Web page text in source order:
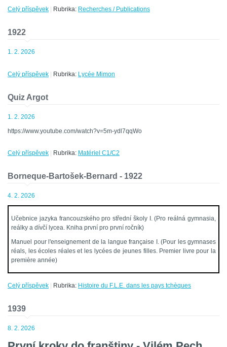
Celý příspěvek Rubrika: Recherches / Publications
1922
1. 2. 2026
Celý příspěvek Rubrika: Lycée Mimon
Quiz Argot
1. 2. 2026
https://www.youtube.com/watch?v=5m-ydl7qqWo
Celý příspěvek Rubrika: Matériel C1/C2
Borneque-Bartošek-Bernard - 1922
4. 2. 2026
Učebnice jazyka francouzského pro střední školy I. (Pro reálná gymnasia,
reálky a dívčí lycea. Kniha první pro první ročník)
Manuel pour l'enseignement de la langue française I. (Pour les gymnases
réals, les écoles réales et les lycées de jeunes filles. Premier livre pour la
première année)
Celý příspěvek Rubrika: Histoire du F.L.E. dans les pays tchèques
1939
8. 2. 2026